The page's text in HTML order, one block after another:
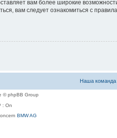
вам более широкие
вам следует ознакомиться с
Наша команда
© phpBB Group
: On
BMW AG